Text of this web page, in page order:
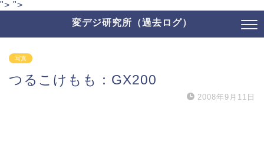
"> ">
変デジ研究所（過去ログ）
写真
つるこけもも：GX200
2008年9月11日